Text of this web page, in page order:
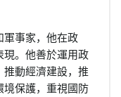
軍事家，他在政
現。他善於運用政
動經濟建設，推
境保護，重視國防